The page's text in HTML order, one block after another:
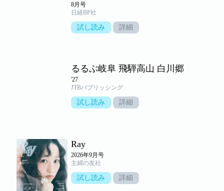
8月号
日経BP社
試し読み 詳細
るるぶ岐阜 飛騨高山 白川郷
'27
JTBパブリッシング
試し読み 詳細
Ray
2026年9月号
主婦の友社
試し読み 詳細